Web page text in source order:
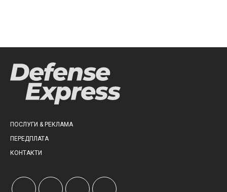
ПОСЛУГИ & РЕКЛАМА
ПЕРЕДПЛАТА
КОНТАКТИ